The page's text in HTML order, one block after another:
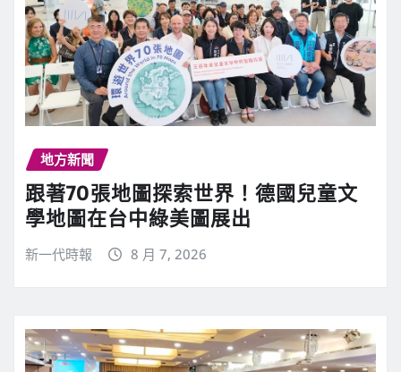
地方新聞
跟著70張地圖探索世界！德國兒童文
學地圖在台中綠美圖展出
新一代時報 8 月 7, 2026